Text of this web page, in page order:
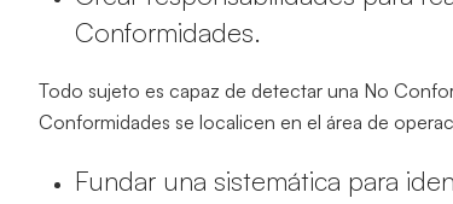
Conformidades.
Todo sujeto es capaz de detectar una No
Conformidades se localicen en el área de
Fundar una sistemática para